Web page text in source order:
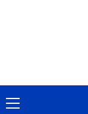
Primary